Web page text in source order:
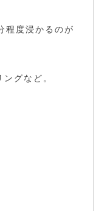
程度浸かるのが
グなど。